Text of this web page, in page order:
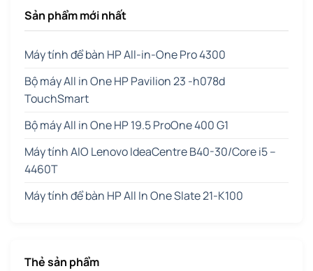
Sản phẩm mới nhất
Máy tính để bàn HP All-in-One Pro 4300
Bộ máy All in One HP Pavilion 23 -h078d
TouchSmart
Bộ máy All in One HP 19.5 ProOne 400 G1
Máy tính AIO Lenovo IdeaCentre B40-30/Core i5 –
4460T
Máy tính để bàn HP All In One Slate 21-K100
Thẻ sản phẩm